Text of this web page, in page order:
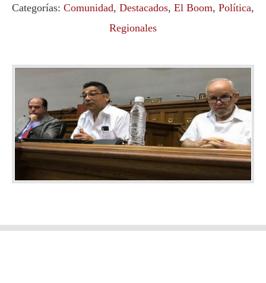
Categorías: Comunidad, Destacados, El Boom, Política,
Regionales